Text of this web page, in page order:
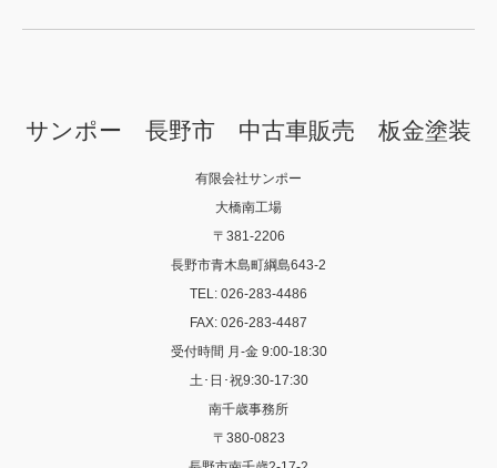
サンポー 長野市 中古車販売 板金塗装
有限会社サンポー
大橋南工場
〒381-2206
長野市青木島町綱島643-2
TEL: 026-283-4486
FAX: 026-283-4487
受付時間 月-金 9:00-18:30
土･日･祝9:30-17:30
南千歳事務所
〒380-0823